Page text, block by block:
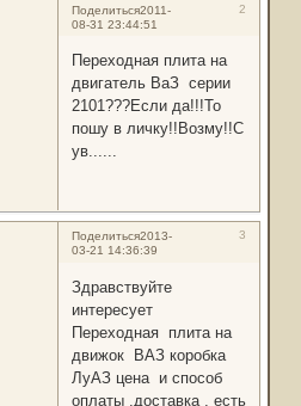
Поделиться 2
2011-
08-31 23:44:51
Переходная плита на
двигатель ВаЗ серии
2101???Если да!!!То
пошу в личку!!Возму!!С
ув......
Поделиться 3
2013-
03-21 14:36:39
Здравствуйте
интересует
Переходная плита на
движок ВАЗ коробка
ЛуАЗ цена и способ
оплаты ,доставка , есть